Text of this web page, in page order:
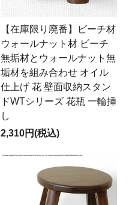
【在庫限り廃番】ビーチ材
ウォールナット材 ビーチ
無垢材とウォールナット無
垢材を組み合わせ オイル
仕上げ 花 壁面収納スタン
ドWTシリーズ 花瓶 一輪挿
し
2,310円(税込)